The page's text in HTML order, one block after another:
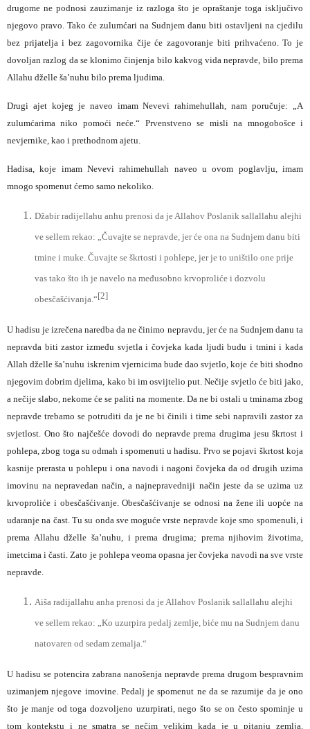
drugome ne podnosi zauzimanje iz razloga što je opraštanje toga isključivo
njegovo pravo. Tako će zulumćari na Sudnjem danu biti ostavljeni na cjedilu
bez prijatelja i bez zagovornika čije će zagovoranje biti prihvaćeno. To je
dovoljan razlog da se klonimo činjenja bilo kakvog vida nepravde, bilo prema
Allahu dželle ša’nuhu bilo prema ljudima.
Drugi ajet kojeg je naveo imam Nevevi rahimehullah, nam poručuje: „A
zulumćarima niko pomoći neće.“ Prvenstveno se misli na mnogobošce i
nevjernike, kao i prethodnom ajetu.
Hadisa, koje imam Nevevi rahimehullah naveo u ovom poglavlju, imam
mnogo spomenut ćemo samo nekoliko.
Džabir radijellahu anhu prenosi da je Allahov Poslanik sallallahu alejhi
ve sellem rekao: „Čuvajte se nepravde, jer će ona na Sudnjem danu biti
tmine i muke. Čuvajte se škrtosti i pohlepe, jer je to uništilo one prije
vas tako što ih je navelo na međusobno krvoproliće i dozvolu
obesčašćivanja.“[2]
U hadisu je izrečena naredba da ne činimo nepravdu, jer će na Sudnjem danu ta
nepravda biti zastor između svjetla i čovjeka kada ljudi budu i tmini i kada
Allah dželle ša’nuhu iskrenim vjernicima bude dao svjetlo, koje će biti shodno
njegovim dobrim djelima, kako bi im osvijtelio put. Nečije svjetlo će biti jako,
a nečije slabo, nekome će se paliti na momente. Da ne bi ostali u tminama zbog
nepravde trebamo se potruditi da je ne bi činili i time sebi napravili zastor za
svjetlost. Ono što najčešće dovodi do nepravde prema drugima jesu škrtost i
pohlepa, zbog toga su odmah i spomenuti u hadisu. Prvo se pojavi škrtost koja
kasnije prerasta u pohlepu i ona navodi i nagoni čovjeka da od drugih uzima
imovinu na nepravedan način, a najnepravedniji način jeste da se uzima uz
krvoproliće i obesčašćivanje. Obesčašćivanje se odnosi na žene ili uopće na
udaranje na čast. Tu su onda sve moguće vrste nepravde koje smo spomenuli, i
prema Allahu dželle ša’nuhu, i prema drugima; prema njihovim životima,
imetcima i časti. Zato je pohlepa veoma opasna jer čovjeka navodi na sve vrste
nepravde.
Aiša radijallahu anha prenosi da je Allahov Poslanik sallallahu alejhi
ve sellem rekao: „Ko uzurpira pedalj zemlje, biće mu na Sudnjem danu
natovaren od sedam zemalja.“
U hadisu se potencira zabrana nanošenja nepravde prema drugom bespravnim
uzimanjem njegove imovine. Pedalj je spomenut ne da se razumije da je ono
što je manje od toga dozvoljeno uzurpirati, nego što se on često spominje u
tom kontekstu i ne smatra se nečim velikim kada je u pitanju zemlja.